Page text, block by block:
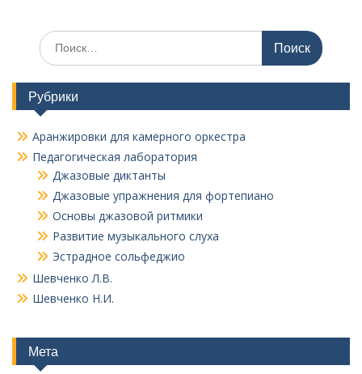
Поиск
по:
Рубрики
Аранжировки для камерного оркестра
Педагогическая лаборатория
Джазовые диктанты
Джазовые упражнения для фортепиано
Основы джазовой ритмики
Развитие музыкального слуха
Эстрадное сольфеджио
Шевченко Л.В.
Шевченко Н.И.
Мета